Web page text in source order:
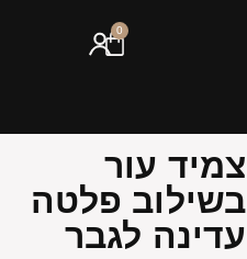
0
צמיד עור
בשילוב פלטה
עדינה לגבר